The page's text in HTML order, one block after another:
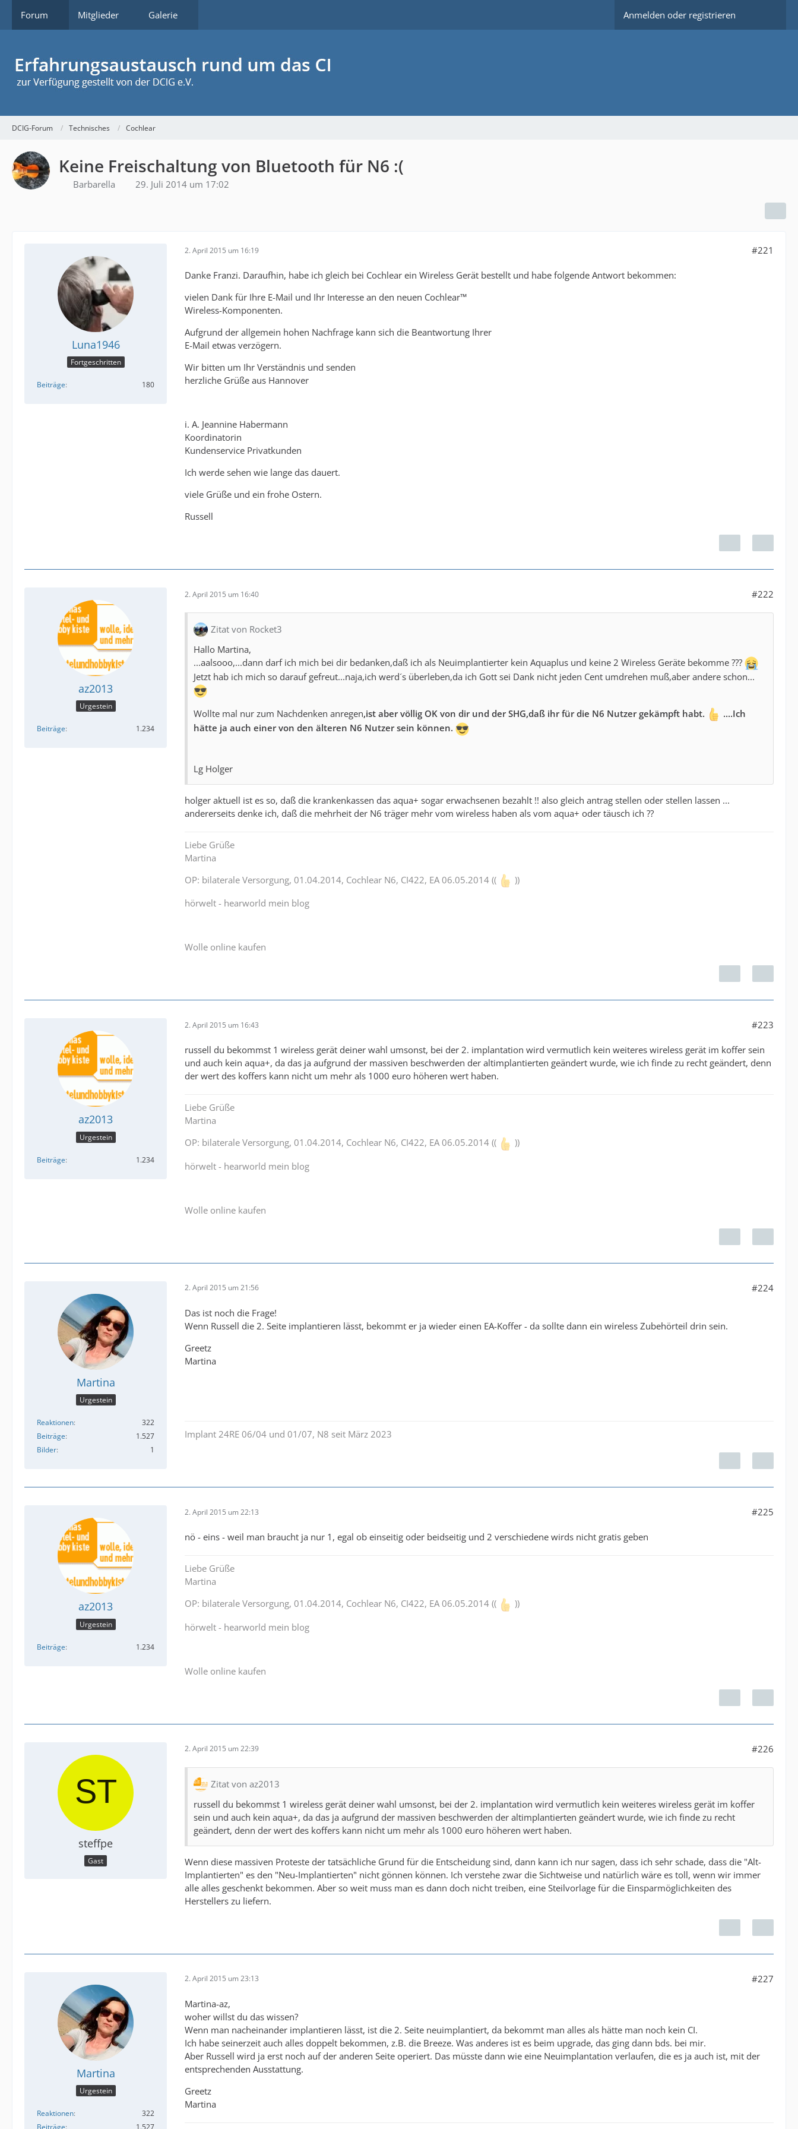
Forum Mitglieder Galerie Anmelden oder registrieren
DCIG-Forum Technisches Cochlear
Keine Freischaltung von Bluetooth für N6 :(
Barbarella 29. Juli 2014 um 17:02
Luna1946
Fortgeschritten
Beiträge 180
2. April 2015 um 16:19 #221
Danke Franzi. Daraufhin, habe ich gleich bei Cochlear ein Wireless Gerät bestellt und habe folgende Antwort bekommen:
vielen Dank für Ihre E-Mail und Ihr Interesse an den neuen Cochlear™
Wireless-Komponenten.
Aufgrund der allgemein hohen Nachfrage kann sich die Beantwortung Ihrer
E-Mail etwas verzögern.
Wir bitten um Ihr Verständnis und senden
herzliche Grüße aus Hannover
i. A. Jeannine Habermann
Koordinatorin
Kundenservice Privatkunden
Ich werde sehen wie lange das dauert.
viele Grüße und ein frohe Ostern.
Russell
az2013
Urgestein
Beiträge 1.234
2. April 2015 um 16:40 #222
Zitat von Rocket3
Hallo Martina,
...aalsooo,...dann darf ich mich bei dir bedanken,daß ich als Neuimplantierter kein Aquaplus und keine 2 Wireless Geräte bekomme ???
Jetzt hab ich mich so darauf gefreut...naja,ich werd´s überleben,da ich Gott sei Dank nicht jeden Cent umdrehen muß,aber andere schon...
Wollte mal nur zum Nachdenken anregen,ist aber völlig OK von dir und der SHG,daß ihr für die N6 Nutzer gekämpft habt.
....Ich
hätte ja auch einer von den älteren N6 Nutzer sein können.
Lg Holger
holger aktuell ist es so, daß die krankenkassen das aqua+ sogar erwachsenen bezahlt !! also gleich antrag stellen oder stellen lassen ...
andererseits denke ich, daß die mehrheit der N6 träger mehr vom wireless haben als vom aqua+ oder täusch ich ??
Liebe Grüße
Martina
OP: bilaterale Versorgung, 01.04.2014, Cochlear N6, CI422, EA 06.05.2014 ((
))
hörwelt - hearworld mein blog
Wolle online kaufen
az2013
Urgestein
Beiträge 1.234
2. April 2015 um 16:43 #223
russell du bekommst 1 wireless gerät deiner wahl umsonst, bei der 2. implantation wird vermutlich kein weiteres wireless gerät im koffer sein
und auch kein aqua+, da das ja aufgrund der massiven beschwerden der altimplantierten geändert wurde, wie ich finde zu recht geändert, denn
der wert des koffers kann nicht um mehr als 1000 euro höheren wert haben.
Liebe Grüße
Martina
OP: bilaterale Versorgung, 01.04.2014, Cochlear N6, CI422, EA 06.05.2014 ((
))
hörwelt - hearworld mein blog
Wolle online kaufen
Martina
Urgestein
Reaktionen
322
Beiträge
1.527
Bilder
1
2. April 2015 um 21:56 #224
Das ist noch die Frage!
Wenn Russell die 2. Seite implantieren lässt, bekommt er ja wieder einen EA-Koffer - da sollte dann ein wireless Zubehörteil drin sein.
Greetz
Martina
Implant 24RE 06/04 und 01/07, N8 seit März 2023
az2013
Urgestein
Beiträge 1.234
2. April 2015 um 22:13 #225
nö - eins - weil man braucht ja nur 1, egal ob einseitig oder beidseitig und 2 verschiedene wirds nicht gratis geben
Liebe Grüße
Martina
OP: bilaterale Versorgung, 01.04.2014, Cochlear N6, CI422, EA 06.05.2014 ((
))
hörwelt - hearworld mein blog
Wolle online kaufen
steffpe
Gast
2. April 2015 um 22:39 #226
Zitat von az2013
russell du bekommst 1 wireless gerät deiner wahl umsonst, bei der 2. implantation wird vermutlich kein weiteres wireless gerät im koffer
sein und auch kein aqua+, da das ja aufgrund der massiven beschwerden der altimplantierten geändert wurde, wie ich finde zu recht
geändert, denn der wert des koffers kann nicht um mehr als 1000 euro höheren wert haben.
Wenn diese massiven Proteste der tatsächliche Grund für die Entscheidung sind, dann kann ich nur sagen, dass ich sehr schade, dass die "Alt-
Implantierten" es den "Neu-Implantierten" nicht gönnen können. Ich verstehe zwar die Sichtweise und natürlich wäre es toll, wenn wir immer
alle alles geschenkt bekommen. Aber so weit muss man es dann doch nicht treiben, eine Steilvorlage für die Einsparmöglichkeiten des
Herstellers zu liefern.
Martina
Urgestein
Reaktionen
322
2. April 2015 um 23:13 #227
Martina-az,
woher willst du das wissen?
Wenn man nacheinander implantieren lässt, ist die 2. Seite neuimplantiert, da bekommt man alles als hätte man noch kein CI.
Ich habe seinerzeit auch alles doppelt bekommen, z.B. die Breeze. Was anderes ist es beim upgrade, das ging dann bds. bei mir.
Aber Russell wird ja erst noch auf der anderen Seite operiert. Das müsste dann wie eine Neuimplantation verlaufen, die es ja auch ist, mit der
entsprechenden Ausstattung.
Greetz
Martina